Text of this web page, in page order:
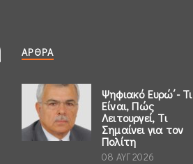
ΆΡΘΡΑ
Ψηφιακό Ευρώ΄- Τι
Είναι, Πώς
Λειτουργεί, Τι
Σημαίνει για τον
Πολίτη
08 ΑΥΓ 2026